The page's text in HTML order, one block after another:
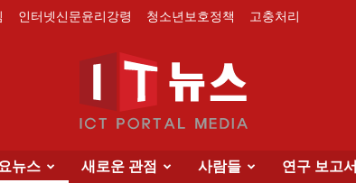
인터넷신문윤리강령 청소년보호정책 고충처리
뉴스 새로운 관점 사람들 연구 보고서